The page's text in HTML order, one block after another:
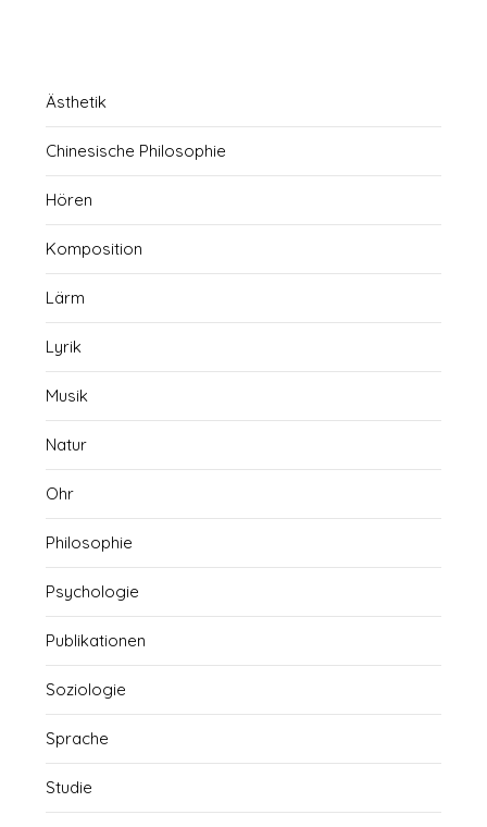
Ästhetik
Chinesische Philosophie
Hören
Komposition
Lärm
Lyrik
Musik
Natur
Ohr
Philosophie
Psychologie
Publikationen
Soziologie
Sprache
Studie